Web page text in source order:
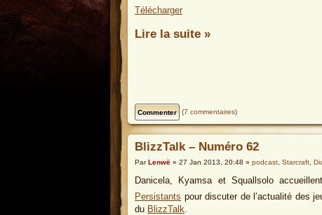
Télécharger
Lire la suite »
(7 commentaires)
BlizzTalk – Numéro 62
ParLenwë » 27 Jan 2013, 20:48 » podcast Starcraft
Danicela, Kyamsa et Squallsolo
Persistants pour discuter de l’actualité des
du BlizzTalk